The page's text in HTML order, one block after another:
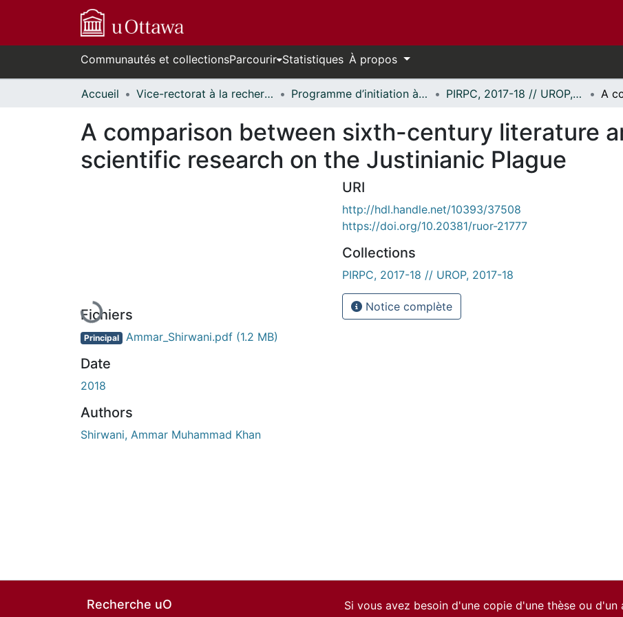
Communautés et collectionsParcourir Statistiques À propos
Accueil Vice-rectorat à la recherche // Office of the V-P, Research Programme d’initiation à la recherche au premier cycle (PIRPC) // Undergraduate Research Opportunity Program (UROP) PIRPC, 2017-18 // UROP, 2017-18
A comparison between sixth-century literature
scientific research on the Justinianic Plague
En cours de chargement...
Fichiers
Principal Ammar_Shirwani.pdf (1.2 MB)
Date
2018
Authors
Shirwani, Ammar Muhammad Khan
URI
http://hdl.handle.net/10393/37508
https://doi.org/10.20381/ruor-21777
Collections
PIRPC, 2017-18 // UROP, 2017-18
Notice complète
Recherche uO
Si vous avez besoin d'une copie d'une thèse ou